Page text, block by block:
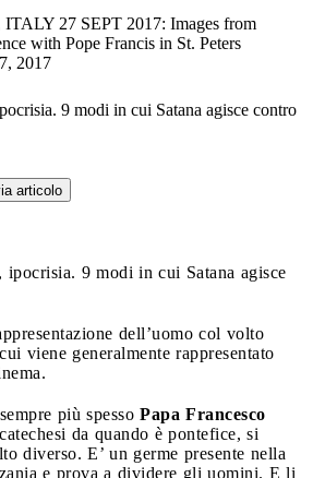
27 SEPT 2017: Images from
with Pope Francis in St. Peters
2017
9 modi in cui Satana agisce contro
articolo
ipocrisia. 9 modi in cui Satana agisce
dell’uomo col volto
viene generalmente rappresentato
più spesso Papa Francesco
da quando è pontefice, si
diverso. E’ un germe presente nella
e prova a dividere gli uomini. E li